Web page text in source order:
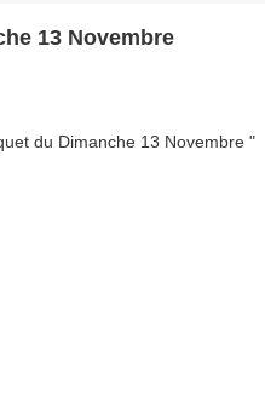
13 Novembre